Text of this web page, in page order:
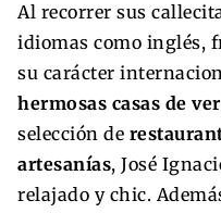
Al recorrer sus
idiomas como inglés,
su carácter
hermosas casas de
selección de
artesanías, José
relajado y chic.